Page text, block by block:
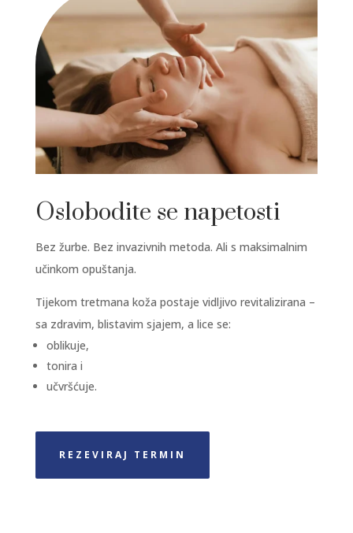
Oslobodite se napetosti
Bez žurbe. Bez invazivnih metoda. Ali s maksimalnim
učinkom opuštanja.
Tijekom tretmana koža postaje vidljivo revitalizirana –
sa zdravim, blistavim sjajem, a lice se:
oblikuje,
tonira i
učvršćuje.
REZEVIRAJ TERMIN